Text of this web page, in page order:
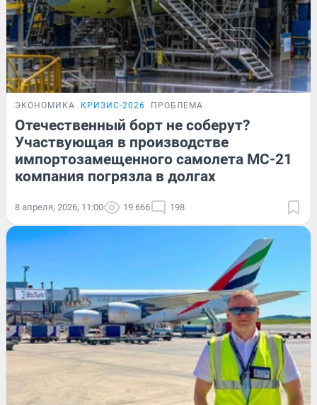
ЭКОНОМИКА КРИЗИС-2026 ПРОБЛЕМА
Отечественный борт не соберут?
Участвующая в производстве
импортозамещенного самолета МС-21
компания погрязла в долгах
8 апреля, 2026, 11:00 19 666 198